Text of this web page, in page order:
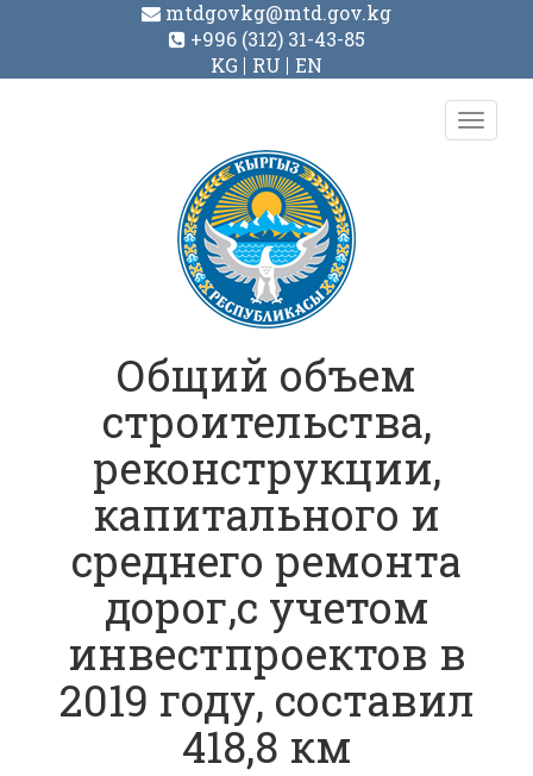
mtdgovkg@mtd.gov.kg
+996 (312) 31-43-85
KG
RU EN
Toggle
Общий объем
строительства,
реконструкции,
капитального и
среднего ремонта
дорог,с учетом
инвестпроектов в
2019 году, составил
418,8 км